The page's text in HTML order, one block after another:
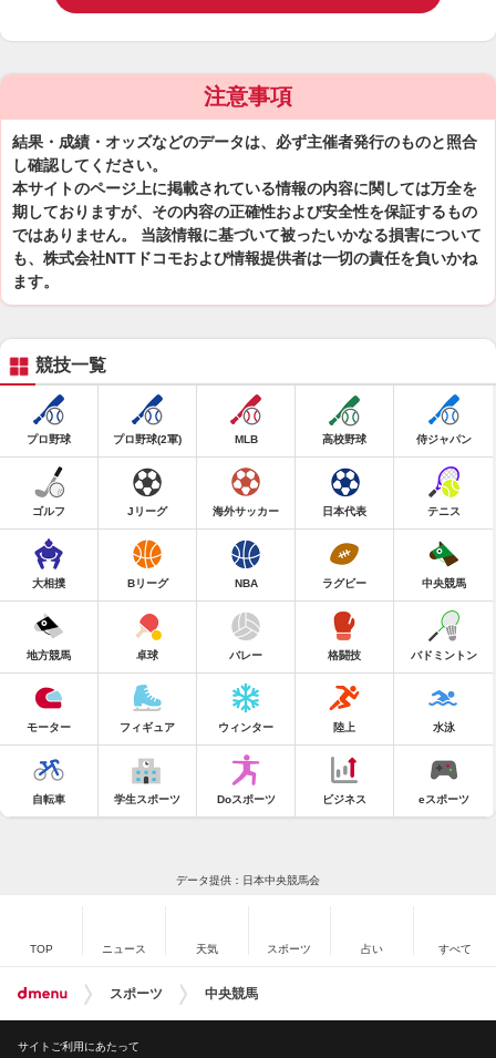
注意事項
結果・成績・オッズなどのデータは、必ず主催者発行のものと照合
し確認してください。
本サイトのページ上に掲載されている情報の内容に関しては万全を
期しておりますが、その内容の正確性および安全性を保証するもの
ではありません。 当該情報に基づいて被ったいかなる損害について
も、株式会社NTTドコモおよび情報提供者は一切の責任を負いかね
ます。
競技一覧
プロ野球 プロ野球(2軍) MLB 高校野球 侍ジャパン
ゴルフ Jリーグ 海外サッカー 日本代表 テニス
大相撲 Bリーグ NBA ラグビー 中央競馬
地方競馬 卓球 バレー 格闘技 バドミントン
モーター フィギュア ウィンター 陸上 水泳
自転車 学生スポーツ Doスポーツ ビジネス eスポーツ
データ提供：日本中央競馬会
TOP ニュース 天気 スポーツ 占い すべて
スポーツ 中央競馬
サイトご利用にあたって